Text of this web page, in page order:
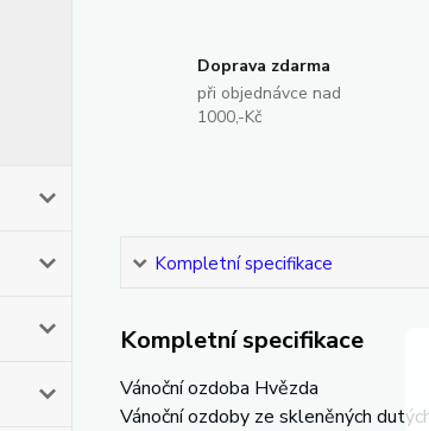
Doprava zdarma
při objednávce nad
1000,-Kč
Kompletní specifikace
Kompletní specifikace
Vánoční ozdoba Hvězda
Vánoční ozdoby ze skleněných